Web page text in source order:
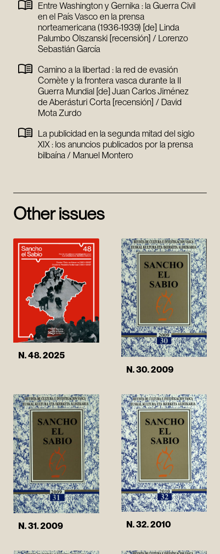
Entre Washington y Gernika : la Guerra Civil
en el País Vasco en la prensa
norteamericana (1936-1939) [de] Linda
Palumbo Olszanski [recensión] / Lorenzo
Sebastián García
Camino a la libertad : la red de evasión
Comète y la frontera vasca durante la II
Guerra Mundial [de] Juan Carlos Jiménez
de Aberásturi Corta [recensión] / David
Mota Zurdo
La publicidad en la segunda mitad del siglo
XIX : los anuncios publicados por la prensa
bilbaína / Manuel Montero
Other issues
N. 48. 2025
N. 30. 2009
N. 31. 2009 N. 32. 2010